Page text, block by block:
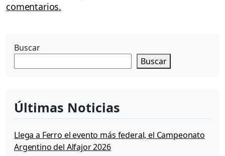
comentarios.
Buscar
Buscar
Últimas Noticias
Llega a Ferro el evento más federal, el Campeonato
Argentino del Alfajor 2026